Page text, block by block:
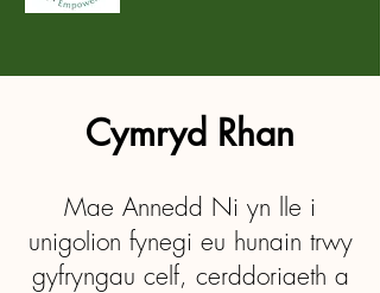
Cymryd Rhan
Mae Annedd Ni yn lle i
unigolion fynegi eu hunain trwy
gyfryngau celf, cerddoriaeth a